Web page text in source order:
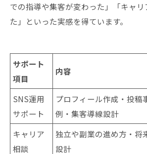
での指導や集客が変わった」「キャ
た」といった実感を得ています。
サポート
項目
内容
SNS運用
サポート
プロフィール作成・投稿
例・集客導線設計
キャリア
相談
独立や副業の進め方・将
設計